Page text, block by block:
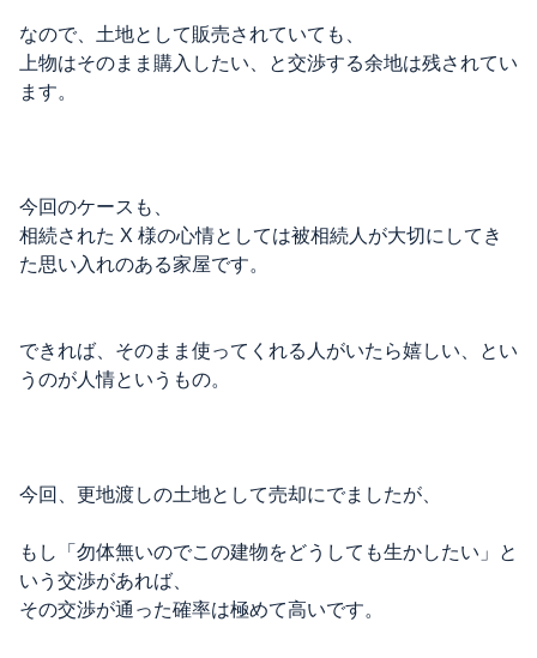
なので、土地として販売されていても、
上物はそのまま購入したい、と交渉する余地は残されてい
ます。
今回のケースも、
相続された X 様の心情としては被相続人が大切にしてき
た思い入れのある家屋です。
できれば、そのまま使ってくれる人がいたら嬉しい、とい
うのが人情というもの。
今回、更地渡しの土地として売却にでましたが、
もし「勿体無いのでこの建物をどうしても生かしたい」と
いう交渉があれば、
その交渉が通った確率は極めて高いです。